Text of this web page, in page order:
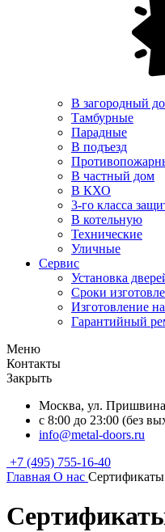
В загородный
Тамбурные
Парадные
В подъезд
В частный дом
В КХО
3-го класса
В котельную
Технические
Уличные
Сервис
Установка
Сроки
Изготовление на
Гарантийный
Меню
Контакты
Закрыть
Москва, ул.
с 8:00 до 23:00 (без
info@metal-doors.ru
+7 (495) 755-16-40
Главная О нас Сертификаты